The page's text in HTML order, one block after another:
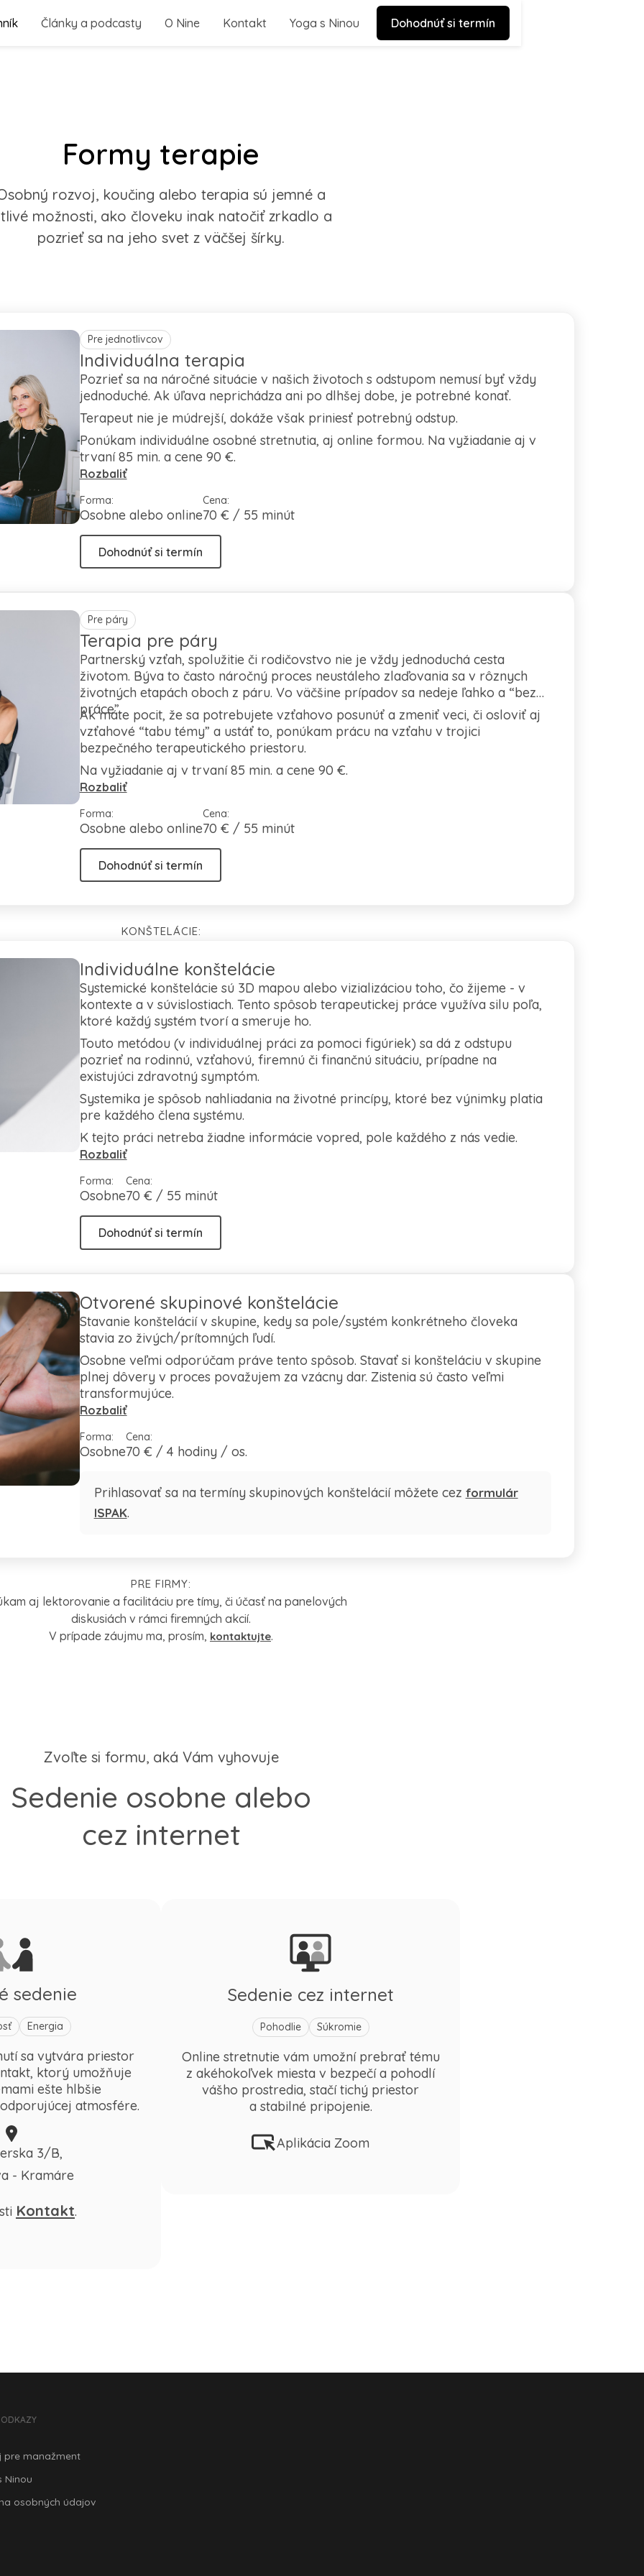
Články a podcasty O Nine Kontakt Yoga s Ninou Dohodnúť si termín
Formy terapie
rozvoj, koučing alebo terapia sú jemné a
možnosti, ako človeku inak natočiť zrkadlo a
pozrieť sa na jeho svet z väčšej šírky.
Pre jednotlivcov
Individuálna terapia
Pozrieť sa na náročné situácie v našich životoch s odstupom nemusí byť vždy
jednoduché. Ak úľava neprichádza ani po dlhšej dobe, je potrebné konať.
Terapeut nie je múdrejší, dokáže však priniesť potrebný odstup.
Ponúkam individuálne osobné stretnutia, aj online formou. Na vyžiadanie aj v
trvaní 85 min. a cene 90 €.
Rozbaliť
Forma:
Osobne alebo online
Cena:
70 € / 55 minút
Dohodnúť si termín
Pre páry
Terapia pre páry
Partnerský vzťah, spolužitie či rodičovstvo nie je vždy jednoduchá cesta
životom. Býva to často náročný proces neustáleho zlaďovania sa v rôznych
životných etapách oboch z páru. Vo väčšine prípadov sa nedeje ľahko a “bez
práce”.
Ak máte pocit, že sa potrebujete vzťahovo posunúť a zmeniť veci, či osloviť aj
vzťahové “tabu témy” a ustáť to, ponúkam prácu na vzťahu v trojici
bezpečného terapeutického priestoru.
Na vyžiadanie aj v trvaní 85 min. a cene 90 €.
Rozbaliť
Forma:
Osobne alebo online
Cena:
70 € / 55 minút
Dohodnúť si termín
KONŠTELÁCIE:
Individuálne konštelácie
Systemické konštelácie sú 3D mapou alebo vizializáciou toho, čo žijeme - v
kontexte a v súvislostiach. Tento spôsob terapeutickej práce využíva silu poľa,
ktoré každý systém tvorí a smeruje ho.
Touto metódou (v individuálnej práci za pomoci figúriek) sa dá z odstupu
pozrieť na rodinnú, vzťahovú, firemnú či finančnú situáciu, prípadne na
existujúci zdravotný symptóm.
Systemika je spôsob nahliadania na životné princípy, ktoré bez výnimky platia
pre každého člena systému.
K tejto práci netreba žiadne informácie vopred, pole každého z nás vedie.
Rozbaliť
Forma:
Osobne
Cena:
70 € / 55 minút
Dohodnúť si termín
Otvorené skupinové konštelácie
Stavanie konštelácií v skupine, kedy sa pole/systém konkrétneho človeka
stavia zo živých/prítomných ľudí.
Osobne veľmi odporúčam práve tento spôsob. Stavať si konšteláciu v skupine
plnej dôvery v proces považujem za vzácny dar. Zistenia sú často veľmi
transformujúce.
Rozbaliť
Forma:
Osobne
Cena:
70 € / 4 hodiny / os.
Prihlasovať sa na termíny skupinových konštelácií môžete cez formulár
ISPAK.
PRE FIRMY:
aj lektorovanie a facilitáciu pre tímy, či účasť na panelových
diskusiách v rámci firemných akcií.
V prípade záujmu ma, prosím, kontaktujte.
Zvoľte si formu, aká Vám vyhovuje
Sedenie osobne alebo
cez internet
sedenie
Energia
sa vytvára priestor
ktorý umožňuje
ešte hlbšie
atmosfére.
3/B,
- Kramáre
Kontakt.
Sedenie cez internet
Pohodlie Súkromie
Online stretnutie vám umožní prebrať tému
z akéhokoľvek miesta v bezpečí a pohodlí
vášho prostredia, stačí tichý priestor
a stabilné pripojenie.
Aplikácia Zoom
pre manažment
Ninou
osobných údajov